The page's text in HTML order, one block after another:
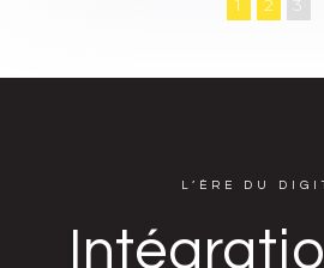
1 2 3
L’ÈRE DU